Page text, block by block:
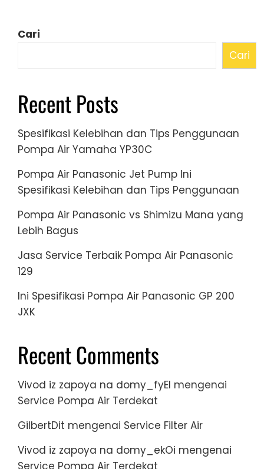
Cari
Cari
Recent Posts
Spesifikasi Kelebihan dan Tips Penggunaan
Pompa Air Yamaha YP30C
Pompa Air Panasonic Jet Pump Ini
Spesifikasi Kelebihan dan Tips Penggunaan
Pompa Air Panasonic vs Shimizu Mana yang
Lebih Bagus
Jasa Service Terbaik Pompa Air Panasonic
129
Ini Spesifikasi Pompa Air Panasonic GP 200
JXK
Recent Comments
Vivod iz zapoya na domy_fyEl mengenai
Service Pompa Air Terdekat
GilbertDit mengenai Service Filter Air
Vivod iz zapoya na domy_ekOi mengenai